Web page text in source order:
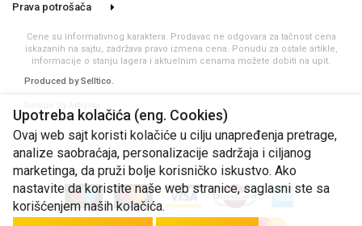
Prava potrošača
Cene su informativnog karaktera. Prodavac ne odgovara za tačnost cena
iskazanih na sajtu, zadržava pravo izmena cena. Ponudu za ostale artikle,
informacije o stanju lagera i aktuelnim cenama možete dobiti na upit.
Produced bySelltico.
Upotreba kolačića (eng. Cookies)
Ovaj web sajt koristi kolačiće u cilju unapređenja pretrage,
analize saobraćaja, personalizacije sadržaja i ciljanog
marketinga, da pruži bolje korisničko iskustvo. Ako
nastavite da koristite naše web stranice, saglasni ste sa
korišćenjem naših kolačića.